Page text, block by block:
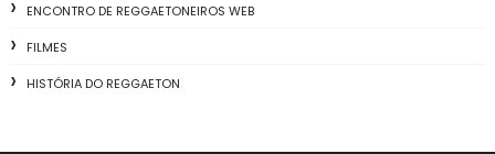
ENCONTRO DE REGGAETONEIROS WEB
FILMES
HISTÓRIA DO REGGAETON